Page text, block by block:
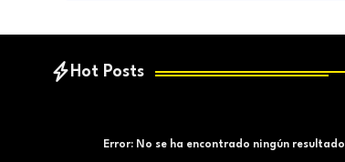
Hot Posts
Error: No se ha encontrado ningún resultado